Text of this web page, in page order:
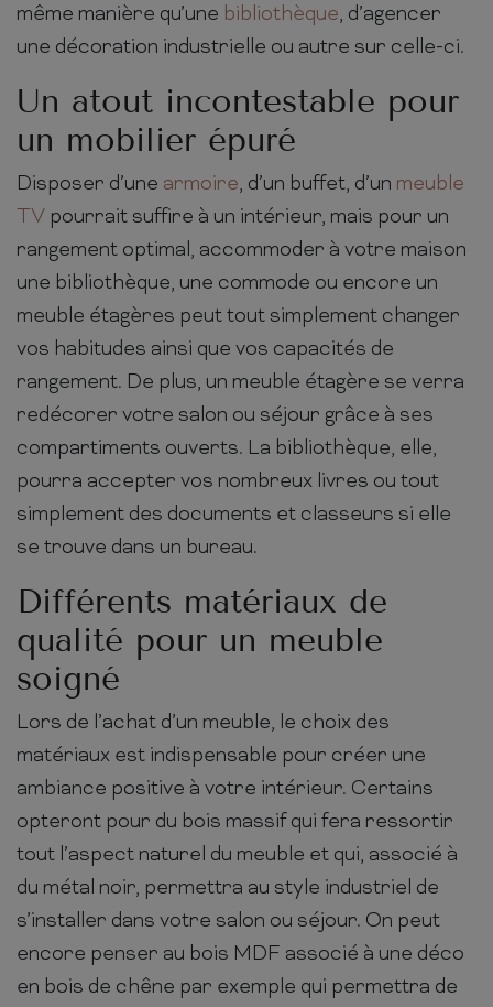
même manière qu’une bibliothèque, d’agencer
une décoration industrielle ou autre sur celle-ci.
Un atout incontestable pour
un mobilier épuré
Disposer d’une armoire, d’un buffet, d’un meuble
TV pourrait suffire à un intérieur, mais pour un
rangement optimal, accommoder à votre maison
une bibliothèque, une commode ou encore un
meuble étagères peut tout simplement changer
vos habitudes ainsi que vos capacités de
rangement. De plus, un meuble étagère se verra
redécorer votre salon ou séjour grâce à ses
compartiments ouverts. La bibliothèque, elle,
pourra accepter vos nombreux livres ou tout
simplement des documents et classeurs si elle
se trouve dans un bureau.
Différents matériaux de
qualité pour un meuble
soigné
Lors de l’achat d’un meuble, le choix des
matériaux est indispensable pour créer une
ambiance positive à votre intérieur. Certains
opteront pour du bois massif qui fera ressortir
tout l’aspect naturel du meuble et qui, associé à
du métal noir, permettra au style industriel de
s’installer dans votre salon ou séjour. On peut
encore penser au bois MDF associé à une déco
en bois de chêne par exemple qui permettra de